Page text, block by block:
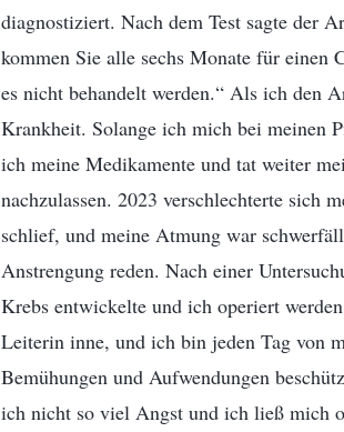
diagnostiziert. Nach dem Test sagte der
kommen Sie alle sechs Monate für einen
es nicht behandelt werden.“ Als ich den
Krankheit. Solange ich mich bei meinen
ich meine Medikamente und tat weiter
nachzulassen. 2023 verschlechterte sich
schlief, und meine Atmung war
Anstrengung reden. Nach einer
Krebs entwickelte und ich operiert
Leiterin inne, und ich bin jeden Tag von
Bemühungen und Aufwendungen
ich nicht so viel Angst und ich ließ mich